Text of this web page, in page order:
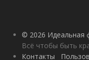
© 2026 Идеальная
Всё чтобы быть
Контакты